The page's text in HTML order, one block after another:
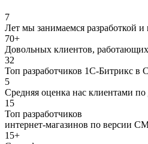
7
Лет мы занимаемся разработкой и
70+
Довольных клиентов,
32
Топ разработчиков 1С-Битрикс в
5
Средняя оценка нас клиентами
15
Топ разработчиков
интернет-магазинов по версии
15+